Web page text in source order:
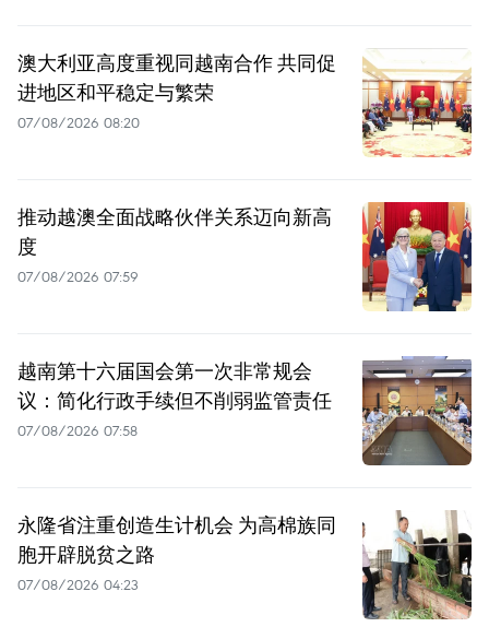
澳大利亚高度重视同越南合作 共同促
进地区和平稳定与繁荣
07/08/2026 08:20
推动越澳全面战略伙伴关系迈向新高
度
07/08/2026 07:59
越南第十六届国会第一次非常规会
议：简化行政手续但不削弱监管责任
07/08/2026 07:58
永隆省注重创造生计机会 为高棉族同
胞开辟脱贫之路
07/08/2026 04:23